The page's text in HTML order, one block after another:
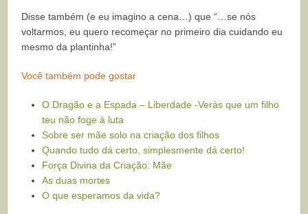
Disse também (e eu imagino a cena…) que “…se nós
voltarmos, eu quero recomeçar no primeiro dia cuidando eu
mesmo da plantinha!”
Você também pode gostar
O Dragão e a Espada – Liberdade -Verás que um filho
teu não foge à luta
Sobre ser mãe solo na criação dos filhos
Quando tudo dá certo, simplesmente dá certo!
Força Divina da Criação: Mãe
As duas mortes
O que esperamos da vida?